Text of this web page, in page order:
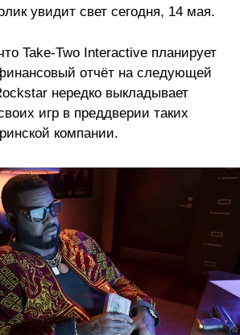
увидит свет сегодня, 14 мая.
Take-Two Interactive планирует
отчёт на следующей
нередко выкладывает
игр в преддверии таких
компании.